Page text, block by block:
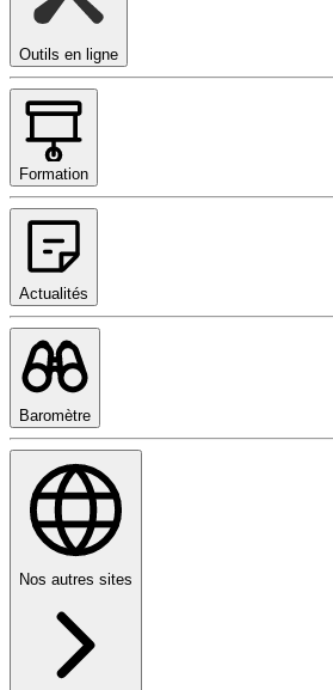
Outils en ligne
Formation
Actualités
Baromètre
Nos autres sites